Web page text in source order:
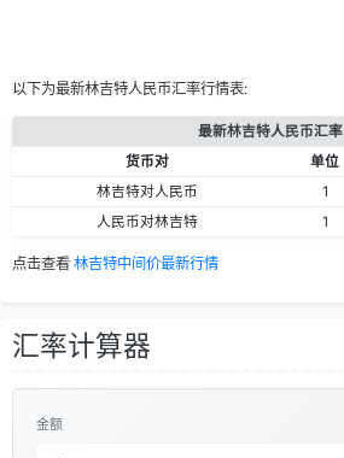
以下为最新林吉特人民币汇率行情表:
最新林吉特人民币汇率
货币对
单位
林吉特对人民币
1
人民币对林吉特
1
点击查看 林吉特中间价最新行情
汇率计算器
金额